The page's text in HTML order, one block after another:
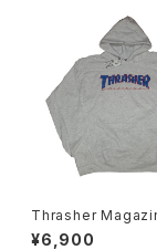
Thrasher Magazine。パーカ
ー
¥6,900